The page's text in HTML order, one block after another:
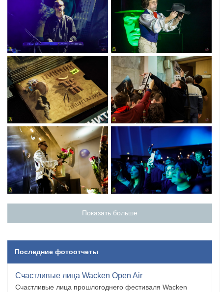
Показать больше
Последние фотоотчеты
Счастливые лица Wacken Open Air
Счастливые лица прошлогоднего фестиваля Wacken